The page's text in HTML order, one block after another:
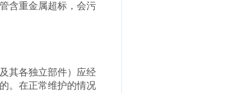
含重金属超标，会污
其各独立部件）应经
。在正常维护的情况